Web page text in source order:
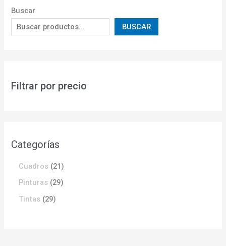
Buscar
BUSCAR
Filtrar por precio
Categorías
Cuadros 21
Pinturas 29
Tintas 29